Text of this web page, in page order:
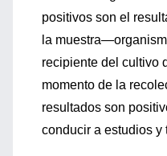
positivos son el
la
recipiente del cultivo
momento de la
resultados son
conducir a estudios y